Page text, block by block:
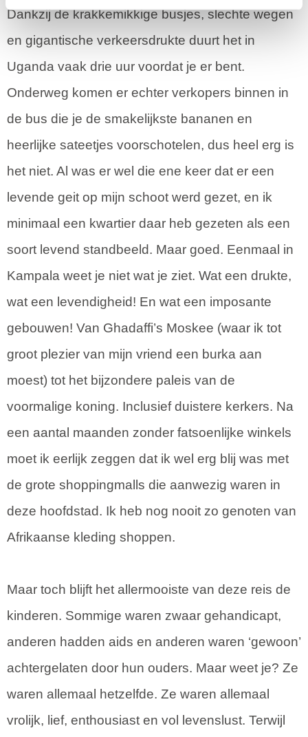
Dankzij de krakkemikkige busjes, slechte wegen
en gigantische verkeersdrukte duurt het in
Uganda vaak drie uur voordat je er bent.
Onderweg komen er echter verkopers binnen in
de bus die je de smakelijkste bananen en
heerlijke sateetjes voorschotelen, dus heel erg is
het niet. Al was er wel die ene keer dat er een
levende geit op mijn schoot werd gezet, en ik
minimaal een kwartier daar heb gezeten als een
soort levend standbeeld. Maar goed. Eenmaal in
Kampala weet je niet wat je ziet. Wat een drukte,
wat een levendigheid! En wat een imposante
gebouwen! Van Ghadaffi’s Moskee (waar ik tot
groot plezier van mijn vriend een burka aan
moest) tot het bijzondere paleis van de
voormalige koning. Inclusief duistere kerkers. Na
een aantal maanden zonder fatsoenlijke winkels
moet ik eerlijk zeggen dat ik wel erg blij was met
de grote shoppingmalls die aanwezig waren in
deze hoofdstad. Ik heb nog nooit zo genoten van
Afrikaanse kleding shoppen.
Maar toch blijft het allermooiste van deze reis de
kinderen. Sommige waren zwaar gehandicapt,
anderen hadden aids en anderen waren ‘gewoon’
achtergelaten door hun ouders. Maar weet je? Ze
waren allemaal hetzelfde. Ze waren allemaal
vrolijk, lief, enthousiast en vol levenslust. Terwijl